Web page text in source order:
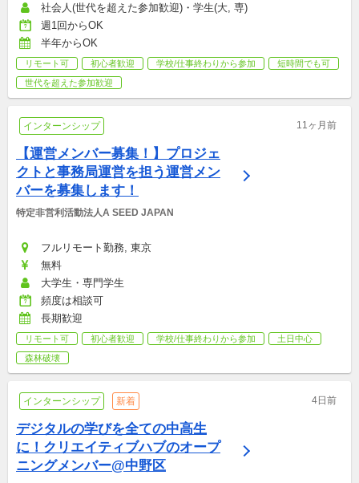
社会人(世代を超えた参加歓迎)・学生(大, 専)
週1回からOK
半年からOK
リモート可 初心者歓迎 学校/仕事終わりから参加
短時間でも可
世代を超えた参加歓迎
インターンシップ 11ヶ月前
【運営メンバー募集！】プロジェ
クトと事務局運営を担う運営メン
バーを募集します！
特定非営利活動法人A SEED JAPAN
フルリモート勤務, 東京
無料
大学生・専門学生
頻度は相談可
長期歓迎
リモート可 初心者歓迎 学校/仕事終わりから参加
土日中心
森林破壊
インターンシップ 新着 4日前
デジタルの学びを全ての中高生
に！クリエイティブハブのオープ
ニングメンバー@中野区